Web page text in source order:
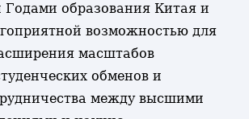
Годами образования Китая и
возможностью для
масштабов
обменов и
между высшими